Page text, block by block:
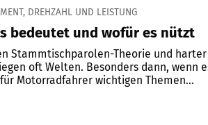
DREHZAHL UND LEISTUNG
bedeutet und wofür es nützt
Stammtischparolen-Theorie und harter
oft Welten. Besonders dann, wenn
Motorradfahrer wichtigen Themen...